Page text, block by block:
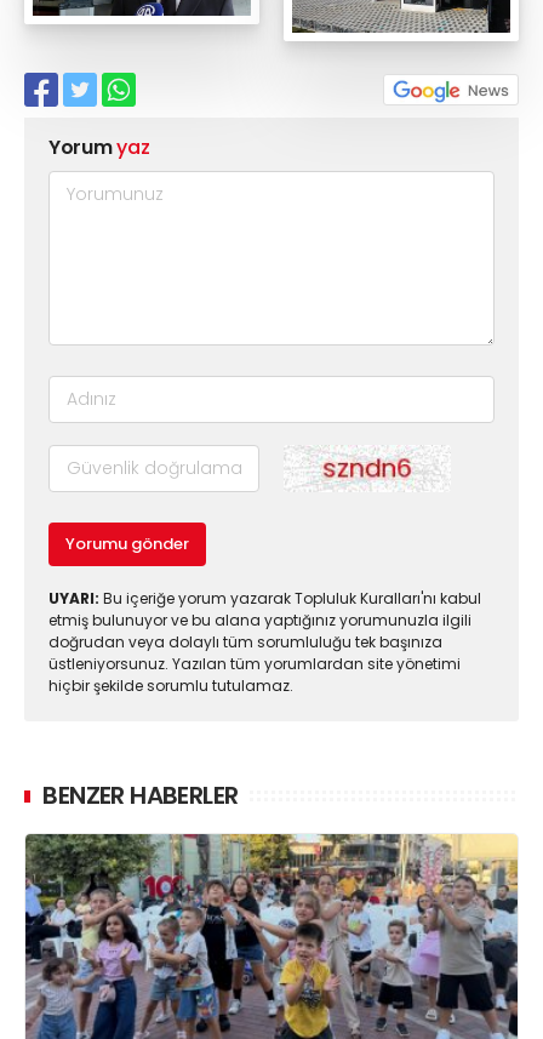
Yorumyaz
Yorumu gönder
UYARI: Bu içeriğe yorum yazarak Topluluk Kuralları'nı kabul
etmiş bulunuyor ve bu alana yaptığınız yorumunuzla ilgili
doğrudan veya dolaylı tüm sorumluluğu tek başınıza
üstleniyorsunuz. Yazılan tüm yorumlardan site yönetimi
hiçbir şekilde sorumlu tutulamaz.
BENZER HABERLER